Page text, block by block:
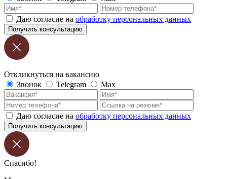
Даю согласие на обработку персональных данных
Получить консультацию
Откликнуться на вакансию
Звонок
Telegram Max
Даю согласие на обработку персональных данных
Получить консультацию
Спасибо!